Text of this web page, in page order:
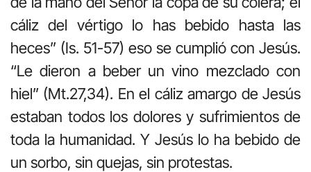
cáliz del vértigo lo has bebido hasta las
heces” (Is. 51-57) eso se cumplió con Jesús.
“Le dieron a beber un vino mezclado con
hiel” (Mt.27,34). En el cáliz amargo de Jesús
estaban todos los dolores y sufrimientos de
toda la humanidad. Y Jesús lo ha bebido de
un sorbo, sin quejas, sin protestas.